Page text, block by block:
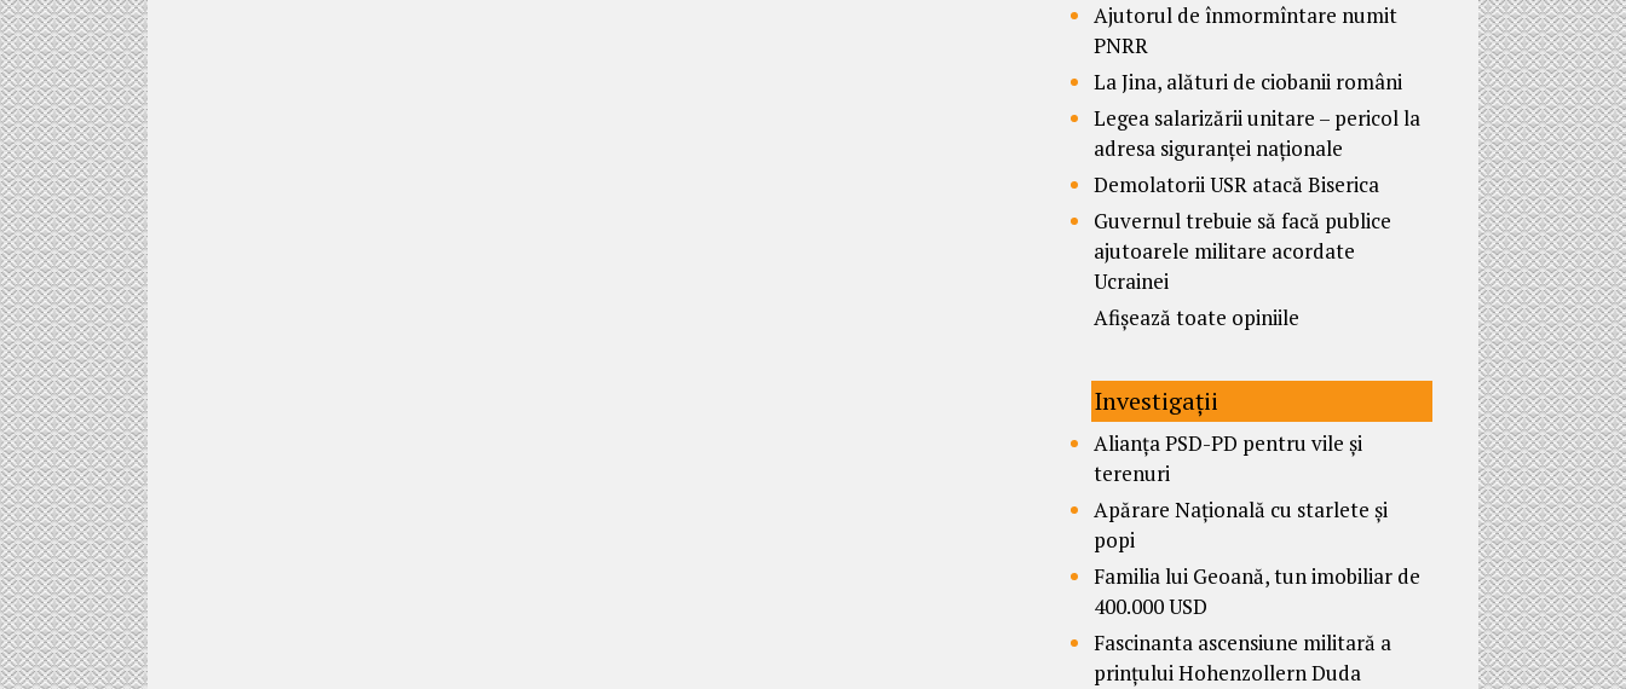
Ajutorul de înmormîntare numit
PNRR
La Jina, alături de ciobanii români
Legea salarizării unitare – pericol la
adresa siguranței naționale
Demolatorii USR atacă Biserica
Guvernul trebuie să facă publice
ajutoarele militare acordate
Ucrainei
Afișează toate opiniile
Investigații
Alianța PSD-PD pentru vile și
terenuri
Apărare Națională cu starlete și
popi
Familia lui Geoană, tun imobiliar de
400.000 USD
Fascinanta ascensiune militară a
prințului Hohenzollern Duda